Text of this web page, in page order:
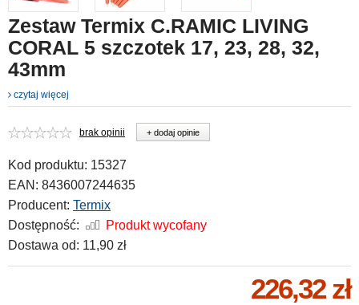
Zestaw Termix C.RAMIC LIVING
CORAL 5 szczotek 17, 23, 28, 32,
43mm
czytaj więcej
brak opinii + dodaj opinie
Kod produktu: 15327
EAN: 8436007244635
Producent: Termix
Dostępność:
Produkt wycofany
Dostawa od: 11,90 zł
226,32 zł